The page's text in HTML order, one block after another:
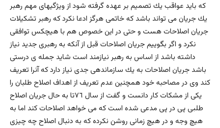
كه بايد عواقب يك تصميم بر عهده گرفته شود از ويژگيهاى مهم رهبر
يك جريان مى تواند باشد كه خاتمى هرگز ادعا نكرد كه رهبر تشكيلات
جريان اصلاحات هست و حتى در اين خصوص هم با هيچكس توافقى
نكرد و اگر بگوييم جريان اصلاحات قبل از آنكه به رهبرى جديد نياز
داشته باشد از اساس به رهبر نيازمند است شايد جمله ى درستى
باشد جريان اصلاحات به يك سازماندهى جدى نياز دارد كه آنرا تعريف
كند وی در مصاحبه خود همچنین عدم تعریف از اهداف اصلاح طلبان را
یکی از مشکات کار دانست و گفت از سال ٧٦تا به حال جريان اصلاح
طلبى پى در پى مدعى شده است كه مى خواهد اصلاحات كند اما به
هيچ وجه و در هيچ زمانى روشن نكرده كه به دنبال اصلاح چه چيزى